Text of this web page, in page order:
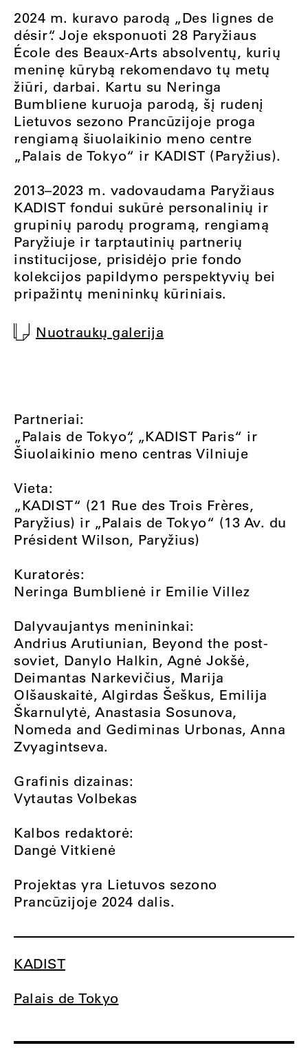
2024 m. kuravo parodą „Des lignes de
désir“. Joje eksponuoti 28 Paryžiaus
École des Beaux-Arts absolventų, kurių
meninę kūrybą rekomendavo tų metų
žiūri, darbai. Kartu su Neringa
Bumbliene kuruoja parodą, šį rudenį
Lietuvos sezono Prancūzijoje proga
rengiamą šiuolaikinio meno centre
„Palais de Tokyo“ ir KADIST (Paryžius).
2013–2023 m. vadovaudama Paryžiaus
KADIST fondui sukūrė personalinių ir
grupinių parodų programą, rengiamą
Paryžiuje ir tarptautinių partnerių
institucijose, prisidėjo prie fondo
kolekcijos papildymo perspektyvių bei
pripažintų menininkų kūriniais.
Nuotraukų galerija
Partneriai:
„Palais de Tokyo“, „KADIST Paris“ ir
Šiuolaikinio meno centras Vilniuje
Vieta:
„KADIST“ (21 Rue des Trois Frères,
Paryžius) ir „Palais de Tokyo“ (13 Av. du
Président Wilson, Paryžius)
Kuratorės:
Neringa Bumblienė ir Emilie Villez
Dalyvaujantys menininkai:
Andrius Arutiunian, Beyond the post-
soviet, Danylo Halkin, Agnė Jokšė,
Deimantas Narkevičius, Marija
Olšauskaitė, Algirdas Šeškus, Emilija
Škarnulytė, Anastasia Sosunova,
Nomeda and Gediminas Urbonas, Anna
Zvyagintseva.
Grafinis dizainas:
Vytautas Volbekas
Kalbos redaktorė:
Dangė Vitkienė
Projektas yra Lietuvos sezono
Prancūzijoje 2024 dalis.
KADIST
Palais de Tokyo